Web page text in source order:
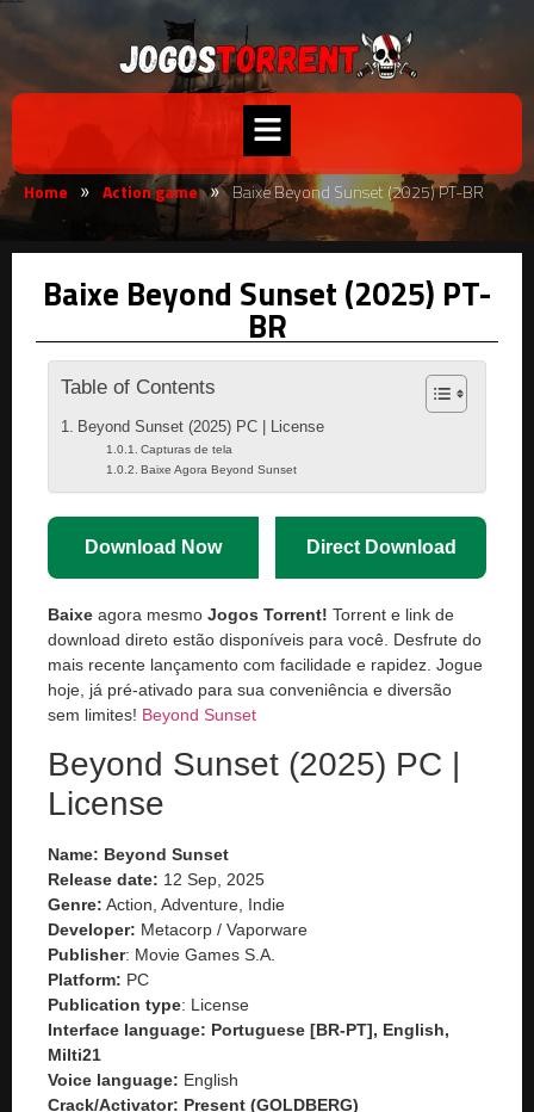
Home » Action game » Baixe Beyond Sunset (2025) PT-BR
Baixe Beyond Sunset (2025) PT-
BR
Table of Contents
Beyond Sunset (2025) PC | License
Capturas de tela
Baixe Agora Beyond Sunset
Download Now Direct Download
Baixe agora mesmo Jogos Torrent! Torrent e link de
download direto estão disponíveis para você. Desfrute do
mais recente lançamento com facilidade e rapidez. Jogue
hoje, já pré-ativado para sua conveniência e diversão
sem limites! Beyond Sunset
Beyond Sunset (2025) PC |
License
Name: Beyond Sunset
Release date: 12 Sep, 2025
Genre: Action, Adventure, Indie
Developer: Metacorp / Vaporware
Publisher: Movie Games S.A.
Platform: PC
Publication type: License
Interface language: Portuguese [BR-PT], English,
Milti21
Voice language: English
Crack/Activator: Present (GOLDBERG)